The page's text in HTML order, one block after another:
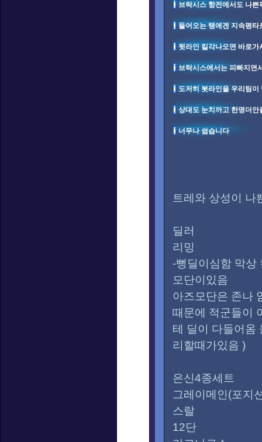
브락시스 항전에서도 나쁜
들어오는 탱에겐 지속평
뒷라인 킬각나오면 바로
브락시스에서는 피빠지면
도저히 봇라인을 우리팀
상대도 눈치까고 한명더
너무나 쉽습니다
트레와 상성이 나
딜러
리밍
-뻥딜이심함 막상
모단이있음
아즈모단은 존나
때문에 적군들이
테 딜이 다들어옴
리할때가있음 )
은신4종세트
그레이메인(포지
스랄
12단